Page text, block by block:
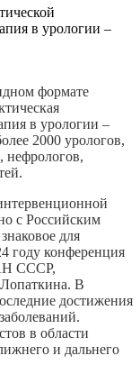
в урологии –
формате
в урологии –
2000 урологов,
нефрологов,
с Российским
для
году конференция
СССР,
В
достижения
в области
и дальнего